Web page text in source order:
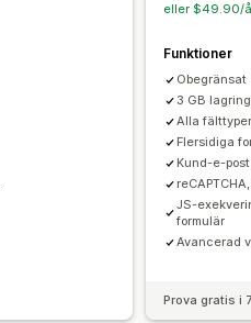
Formulärgränser
eller $49.90/
Funktioner
3 GB
Alla
Flersidiga
Kund-e-
JS-
formulär
Avancerad
Prova gratis i